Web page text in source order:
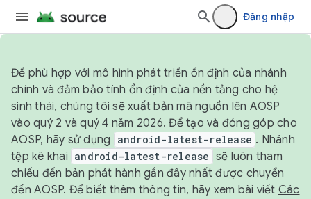
Đăng nhập
Để phù hợp với mô hình phát triển ổn định của nhánh
chính và đảm bảo tính ổn định của nền tảng cho hệ
sinh thái, chúng tôi sẽ xuất bản mã nguồn lên AOSP
vào quý 2 và quý 4 năm 2026. Để tạo và đóng góp cho
AOSP, hãy sử dụng
android-latest-release . Nhánh
tệp kê khai android-latest-release sẽ luôn tham
chiếu đến bản phát hành gần đây nhất được chuyển
đến AOSP. Để biết thêm thông tin, hãy xem bài viết Các